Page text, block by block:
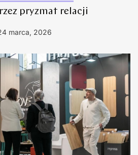
pryzmat relacji
marca, 2026